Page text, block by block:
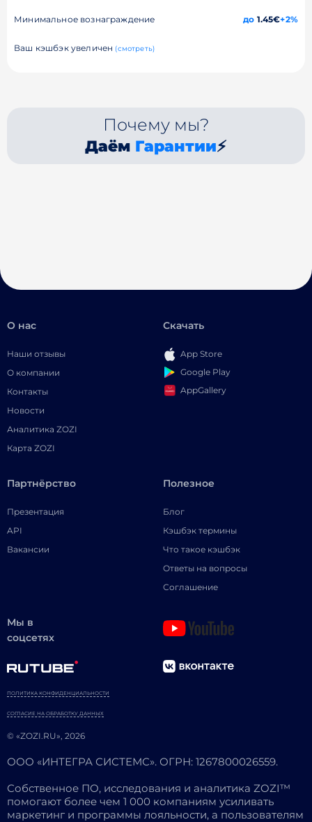
Минимальное вознаграждение до 1.45€+2%
Ваш кэшбэк увеличен (смотреть)
Почему мы?
Даём Гарантии⚡
О нас
Наши отзывы
О компании
Контакты
Новости
Аналитика ZOZI
Карта ZOZI
Скачать
App Store
Google Play
AppGallery
Партнёрство
Презентация
API
Вакансии
Полезное
Блог
Кэшбэк термины
Что такое кэшбэк
Ответы на вопросы
Соглашение
Мы в
соцсетях
© «ZOZI.RU», 2026
ПОЛИТИКА КОНФИДЕНЦИАЛЬНОСТИ
СОГЛАСИЕ НА ОБРАБОТКУ ДАННЫХ
ООО «ИНТЕГРА СИСТЕМС». ОГРН: 1267800026559.
Собственное ПО, исследования и аналитика ZOZI™
помогают более чем 1 000 компаниям усиливать
маркетинг и программы лояльности, а пользователям